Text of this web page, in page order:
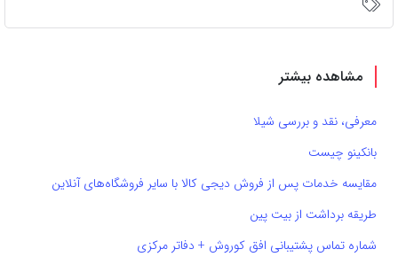
مشاهده بیشتر
معرفی، نقد و بررسی شیلا
بانکینو چیست
مقایسه خدمات پس از فروش دیجی کالا با سایر فروشگاه‌های آنلاین
طریقه برداشت از بیت پین
شماره تماس پشتیبانی افق کوروش + دفاتر مرکزی